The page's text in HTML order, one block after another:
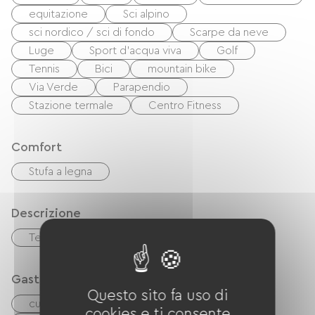
soppalcata (un letto matrimoniale (140 cm) e un
letto singolo per bambini), bagno con doccia a
vista sulla camera da letto. Biancheria da letto
fornita, utenze e tassa di soggiorno incluse.
Riscaldamento elettrico e a legna. Seggiolone,
lettino pieghevole e cancelletto di sicurezza per
equitazione
Sci alpino
sci nordico / sci di fondo
Scarpe da neve
Luge
Sport d'acqua viva
Golf
Tennis
Bici
mountain bike
Via Verde
Parapendio
Stazione termale
Centro Fitness
Comfort
Stufa a legna
Descrizione
Terrazzo
Gastronomia
cucinino cuisinière Microonde
Questo sito fa uso di